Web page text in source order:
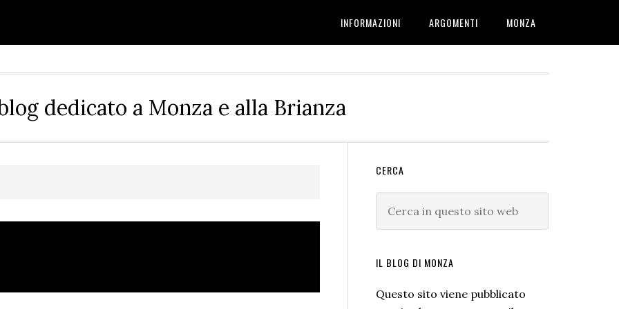
INFORMAZIONI ARGOMENTI MONZA
dedicato a Monza e alla Brianza
Barra
laterale
primaria
CERCA
IL BLOG DI MONZA
Questo sito viene pubblicato